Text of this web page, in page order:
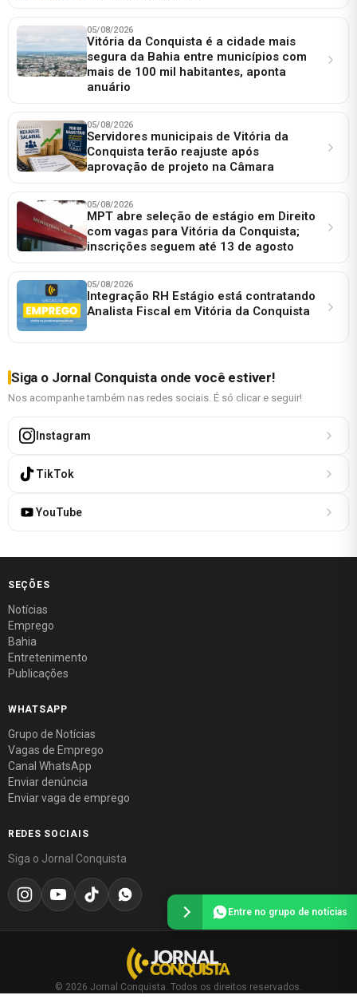
05/08/2026
Vitória da Conquista é a cidade mais
segura da Bahia entre municípios com
mais de 100 mil habitantes, aponta
anuário
05/08/2026
Servidores municipais de Vitória da
Conquista terão reajuste após
aprovação de projeto na Câmara
05/08/2026
MPT abre seleção de estágio em Direito
com vagas para Vitória da Conquista;
inscrições seguem até 13 de agosto
05/08/2026
Integração RH Estágio está contratando
Analista Fiscal em Vitória da Conquista
Siga o Jornal Conquista onde você estiver!
Nos acompanhe também nas redes sociais. É só clicar e seguir!
Instagram
TikTok
YouTube
SEÇÕES
Notícias
Emprego
Bahia
Entretenimento
Publicações
WHATSAPP
Grupo de Notícias
Vagas de Emprego
Canal WhatsApp
Enviar denúncia
Enviar vaga de emprego
REDES SOCIAIS
Siga o Jornal Conquista
© 2026 Jornal Conquista. Todos os direitos reservados.
Entre no grupo de notícias